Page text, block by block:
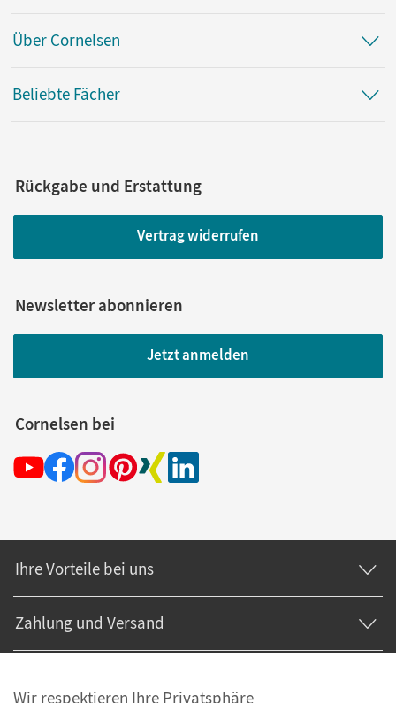
Über Cornelsen
Beliebte Fächer
Rückgabe und Erstattung
Vertrag widerrufen
Newsletter abonnieren
Jetzt anmelden
Cornelsen bei
Ihre Vorteile bei uns
Zahlung und Versand
Wir respektieren Ihre Privatsphäre